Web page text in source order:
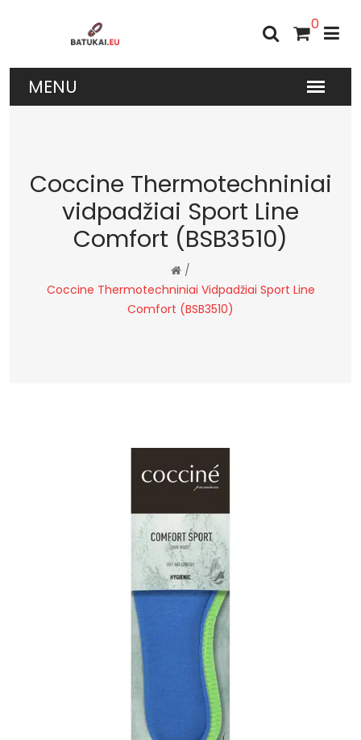
0
Coccine Thermotechniniai
vidpadžiai Sport Line
Comfort (BSB3510)
/
Coccine Thermotechniniai Vidpadžiai Sport Line
Comfort (BSB3510)